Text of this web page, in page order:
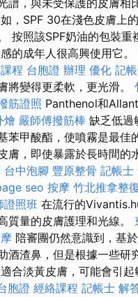
譜，與未受保護的皮膚相
，SPF 30在淺色皮膚上
按照該SPF奶油的包裝重
的成年人很高興使用它。
程 台胞證 辦理 優化 記
將變得更柔軟，更光滑。
筋證照 Panthenol和
燴 嚴師傅撥筋棒 缺乏低過
苯甲酸酯，使噴霧是最佳
膚，即使暴露於長時間的
台中泡腳 豐原整骨 記帳士
seo 按摩 竹北推拿整
證照班 在流行的
質量的皮膚護理和光線。
陪審團仍然意識到，基
酒渣鼻，但是根據一些研
合淡黃皮膚，可能會引起
胞證 經絡課程 記帳士 解